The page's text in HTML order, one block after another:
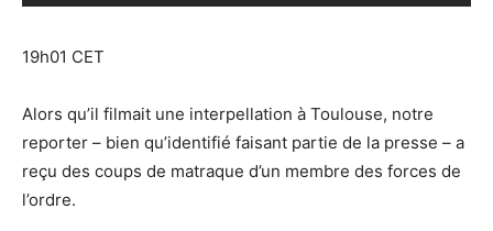
19h01 CET
Alors qu’il filmait une interpellation à Toulouse, notre
reporter – bien qu’identifié faisant partie de la presse – a
reçu des coups de matraque d’un membre des forces de
l’ordre.